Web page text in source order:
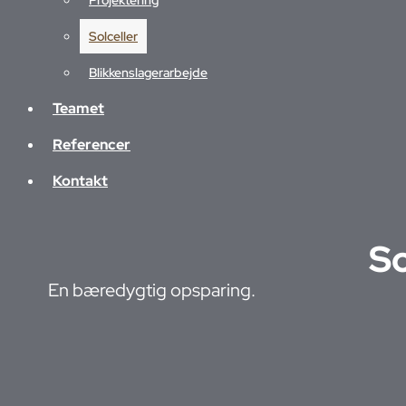
Blikkenslagerarbejde
Teamet
Referencer
Kontakt
Solceller
Blikkenslagerarbejde
Teamet
Referencer
Kontakt
En bæredygtig opsparing.